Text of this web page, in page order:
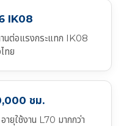
IK08
นต่อแรงกระแทก IK08
ทย
ชม.
ใช้งาน L70 มากกว่า